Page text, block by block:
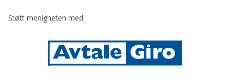
Støtt menigheten med